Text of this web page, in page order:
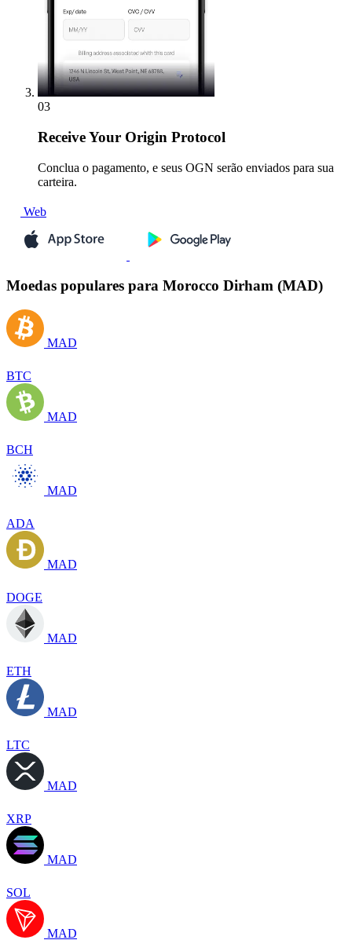
03
ReceiveYour Origin Protocol
Conclua o pagamento, e seus OGN serão enviados para sua
carteira.
Web
Moedas populares para Morocco Dirham (MAD)
MAD
BTC
MAD
BCH
MAD
ADA
MAD
DOGE
MAD
ETH
MAD
LTC
MAD
XRP
MAD
SOL
MAD